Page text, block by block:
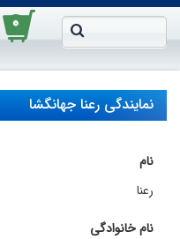
۰
نمایندگی رعنا جهانگشا
نام
رعنا
نام خانوادگی